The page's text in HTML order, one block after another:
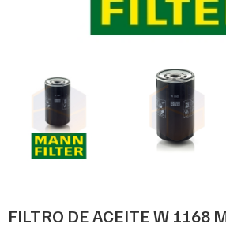
FILTRO DE ACEITE W 1168